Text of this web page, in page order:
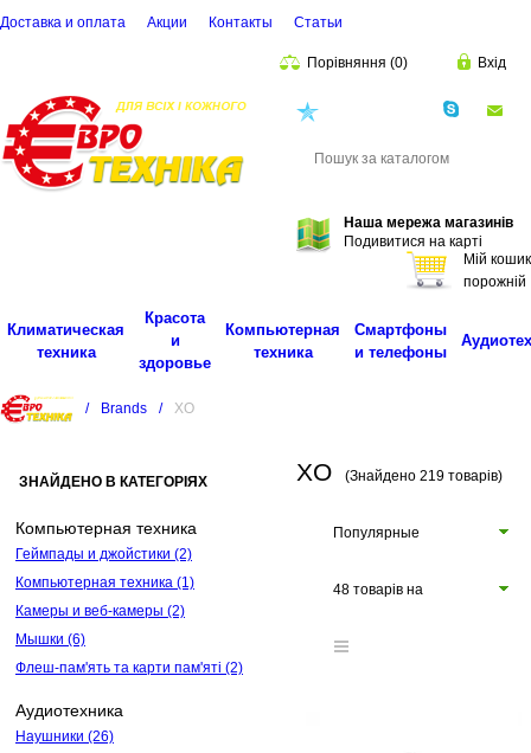
Доставка и оплата Акции Контакты Cтатьи
Порівняння (0) Вхід
Наша мережа магазинів
Подивитися на карті
Мій кошик
порожній
Климатическая
техника
Красота
и
здоровье
Компьютерная
техника
Смартфоны
и телефоны
/ Brands / XO
ЗНАЙДЕНО В КАТЕГОРІЯХ
Компьютерная техника
Геймпады и джойстики (2)
Компьютерная техника (1)
Камеры и веб-камеры (2)
Мышки (6)
Флеш-пам'ять та карти пам'яті (2)
Аудиотехника
Наушники (26)
XO (Знайдено 219 товарів)
Популярные
48 товарів на